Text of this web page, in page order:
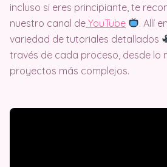
incluso si eres principiante, te
nuestro canal de YouTube
. Allí
variedad de tutoriales detallados
través de cada proceso, desde lo
proyectos más complejos.